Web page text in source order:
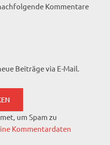
Kommentare
Beiträge via E-Mail.
um Spam zu
Kommentardaten